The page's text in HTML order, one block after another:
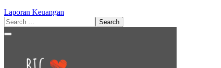
Laporan Keuangan